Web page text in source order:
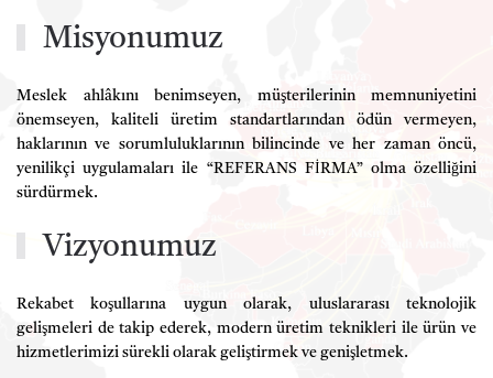
Misyonumuz
Meslek ahlâkını benimseyen, müşterilerinin memnuniyetini
önemseyen, kaliteli üretim standartlarından ödün vermeyen,
haklarının ve sorumluluklarının bilincinde ve her zaman öncü,
yenilikçi uygulamaları ile “REFERANS FİRMA” olma özelliğini
sürdürmek.
Vizyonumuz
Rekabet koşullarına uygun olarak, uluslararası teknolojik
gelişmeleri de takip ederek, modern üretim teknikleri ile ürün ve
hizmetlerimizi sürekli olarak geliştirmek ve genişletmek.